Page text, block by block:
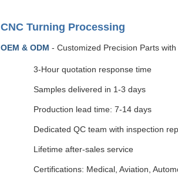
CNC Turning Processing
OEM & ODM - Customized Precision Parts
3-Hour quotation response time
Samples delivered in 1-3 days
Production lead time: 7-14 days
Dedicated QC team with inspection
Lifetime after-sales service
Certifications: Medical, Aviation,